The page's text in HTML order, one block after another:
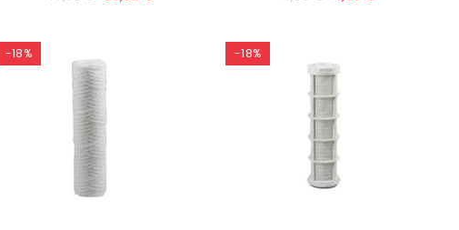
-18% -18%